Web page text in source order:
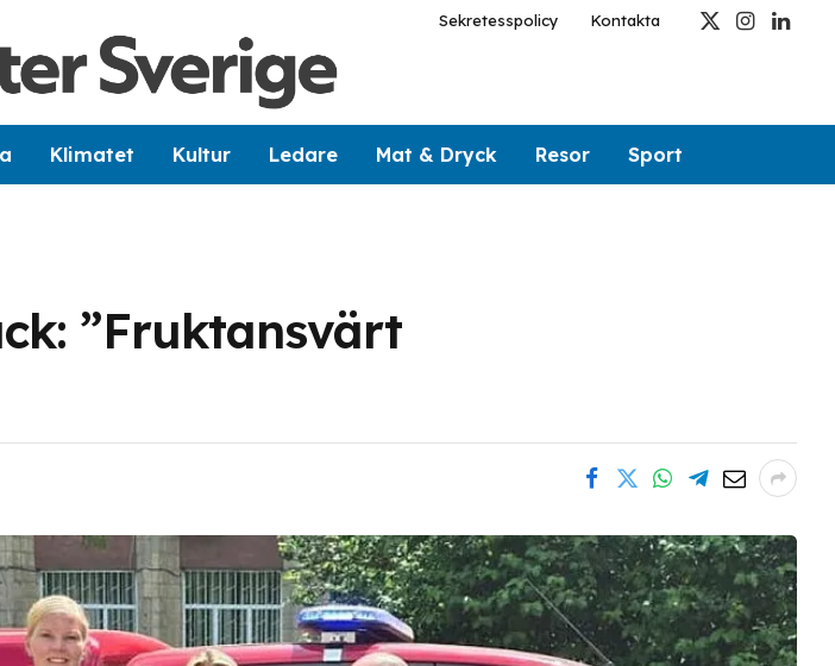
Sekretesspolicy Kontakta
X
Instagram
Klimatet Kultur Ledare Mat & Dryck Resor Sport
”Fruktansvärt